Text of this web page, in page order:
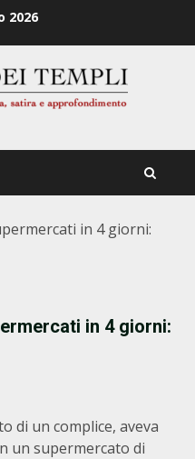
2026
in 4 giorni:
in 4 giorni:
di un complice, aveva
un supermercato di